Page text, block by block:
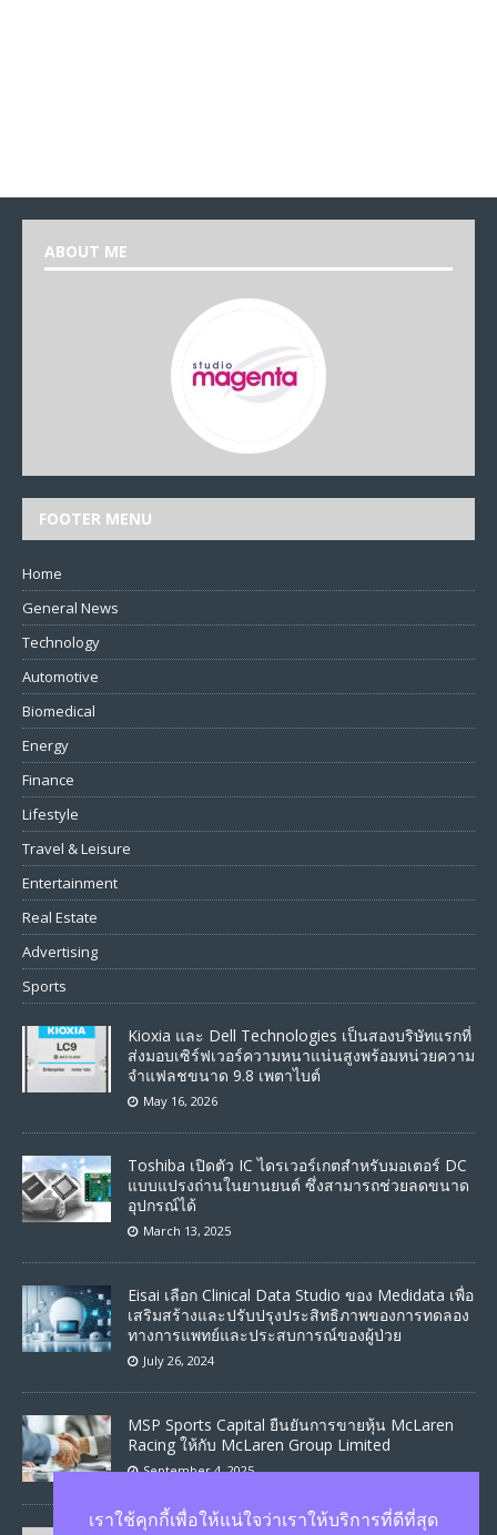
ABOUT ME
FOOTER MENU
Home
General News
Technology
Automotive
Biomedical
Energy
Finance
Lifestyle
Travel & Leisure
Entertainment
Real Estate
Advertising
Sports
Kioxia และ Dell Technologies เป็นสองบริษัทแรกที่
ส่งมอบเซิร์ฟเวอร์ความหนาแน่นสูงพร้อมหน่วยความ
จำแฟลชขนาด 9.8 เพตาไบต์
May 16, 2026
Toshiba เปิดตัว IC ไดรเวอร์เกตสำหรับมอเตอร์ DC
แบบแปรงถ่านในยานยนต์ ซึ่งสามารถช่วยลดขนาด
อุปกรณ์ได้
March 13, 2025
Eisai เลือก Clinical Data Studio ของ Medidata เพื่อ
เสริมสร้างและปรับปรุงประสิทธิภาพของการทดลอง
ทางการแพทย์และประสบการณ์ของผู้ป่วย
July 26, 2024
MSP Sports Capital ยืนยันการขายหุ้น McLaren
Racing ให้กับ McLaren Group Limited
September 4, 2025
เราใช้คุกกี้เพื่อให้แน่ใจว่าเราให้บริการที่ดีที่สุด